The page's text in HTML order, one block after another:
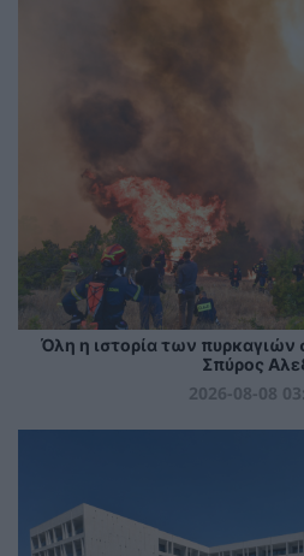
Όλη η ιστορία των πυρκαγιών
Σπύρος
2026-08-08